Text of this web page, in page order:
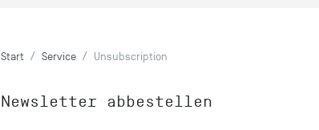
Start Service Unsubscription
Newsletter abbestellen